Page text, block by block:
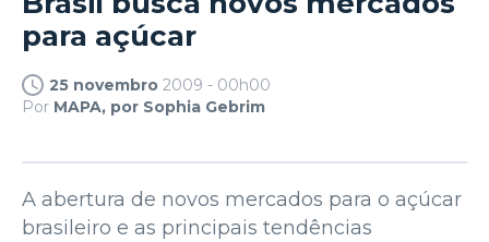
para açúcar
25 novembro 2009 - 00h00
Por MAPA, por Sophia Gebrim
A abertura de novos mercados para o açúcar
brasileiro e as principais tendências